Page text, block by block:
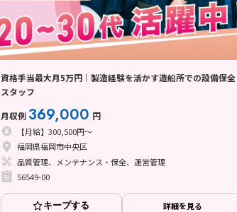
資格手当最大月5万円｜製造経験を活かす造船所での設備保全
スタッフ
月収例 369,000 円
【月給】300,500円～
福岡県福岡市中央区
品質管理、メンテナンス・保全、運営管理
56549-00
キープする 詳細を見る